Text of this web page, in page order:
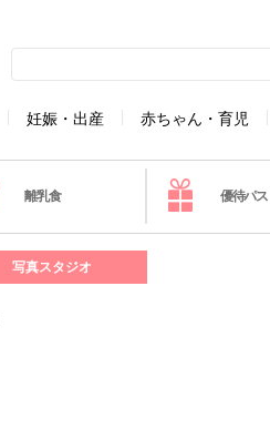
妊娠・出産 赤ちゃん・育児
離乳食 優待パス
写真スタジオ